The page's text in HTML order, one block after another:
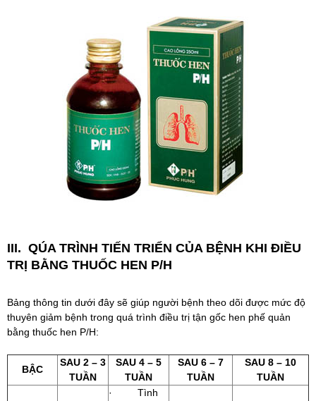
III. QÚA TRÌNH TIẾN TRIỂN CỦA BỆNH KHI ĐIỀU
TRỊ BẰNG THUỐC HEN P/H
Bảng thông tin dưới đây sẽ giúp người bệnh theo dõi được mức độ
thuyên giảm bệnh trong quá trình điều trị tận gốc hen phế quản
bằng thuốc hen P/H:
BẬC
SAU 2 – 3
TUẦN
SAU 4 – 5
TUẦN
SAU 6 – 7
TUẦN
SAU 8 – 10
TUẦN
· Tình